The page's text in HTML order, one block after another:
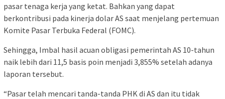
pasar tenaga kerja yang ketat. Bahkan yang dapat
berkontribusi pada kinerja dolar AS saat menjelang pertemuan
Komite Pasar Terbuka Federal (FOMC).
Sehingga, Imbal hasil acuan obligasi pemerintah AS 10-tahun
naik lebih dari 11,5 basis poin menjadi 3,855% setelah adanya
laporan tersebut.
“Pasar telah mencari tanda-tanda PHK di AS dan itu tidak